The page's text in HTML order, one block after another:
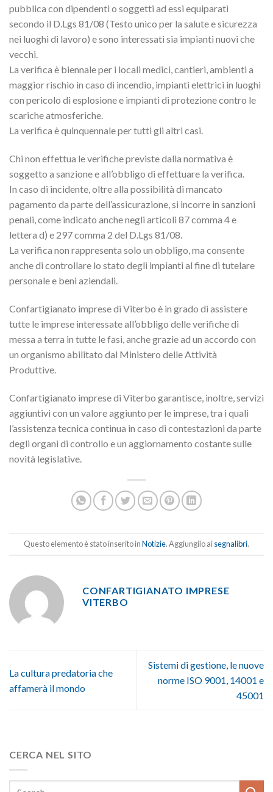
pubblica con dipendenti o soggetti ad essi equiparati
secondo il D.Lgs 81/08 (Testo unico per la salute e sicurezza
nei luoghi di lavoro) e sono interessati sia impianti nuovi che
vecchi.
La verifica è biennale per i locali medici, cantieri, ambienti a
maggior rischio in caso di incendio, impianti elettrici in luoghi
con pericolo di esplosione e impianti di protezione contro le
scariche atmosferiche.
La verifica è quinquennale per tutti gli altri casi.
Chi non effettua le verifiche previste dalla normativa è
soggetto a sanzione e all’obbligo di effettuare la verifica.
In caso di incidente, oltre alla possibilità di mancato
pagamento da parte dell’assicurazione, si incorre in sanzioni
penali, come indicato anche negli articoli 87 comma 4 e
lettera d) e 297 comma 2 del D.Lgs 81/08.
La verifica non rappresenta solo un obbligo, ma consente
anche di controllare lo stato degli impianti al fine di tutelare
personale e beni aziendali.
Confartigianato imprese di Viterbo è in grado di assistere
tutte le imprese interessate all’obbligo delle verifiche di
messa a terra in tutte le fasi, anche grazie ad un accordo con
un organismo abilitato dal Ministero delle Attività
Produttive.
Confartigianato imprese di Viterbo garantisce, inoltre, servizi
aggiuntivi con un valore aggiunto per le imprese, tra i quali
l’assistenza tecnica continua in caso di contestazioni da parte
degli organi di controllo e un aggiornamento costante sulle
novità legislative.
Questo elemento è stato inserito inNotizie. Aggiungilo aisegnalibri.
CONFARTIGIANATO IMPRESE
VITERBO
La cultura predatoria che
affamerà il mondo
Sistemi di gestione, le nuove
norme ISO 9001, 14001 e
45001
CERCA NEL SITO